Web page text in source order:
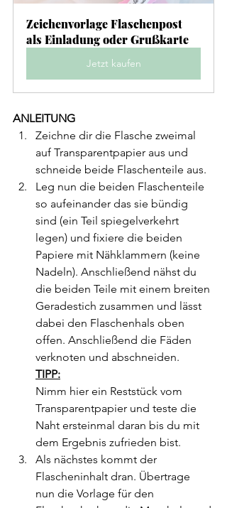
Zeichenvorlage Flaschenpost
als Einladung oder Grußkarte
Jetzt kaufen
ANLEITUNG
Zeichne dir die Flasche zweimal
auf Transparentpapier aus und
schneide beide Flaschenteile aus.
Leg nun die beiden Flaschenteile
so aufeinander das sie bündig
sind (ein Teil spiegelverkehrt
legen) und fixiere die beiden
Papiere mit Nähklammern (keine
Nadeln). Anschließend nähst du
die beiden Teile mit einem breiten
Geradestich zusammen und lässt
dabei den Flaschenhals oben
offen. Anschließend die Fäden
verknoten und abschneiden.
TIPP:
Nimm hier ein Reststück vom
Transparentpapier und teste die
Naht ersteinmal daran bis du mit
dem Ergebnis zufrieden bist.
Als nächstes kommt der
Flascheninhalt dran. Übertrage
nun die Vorlage für den